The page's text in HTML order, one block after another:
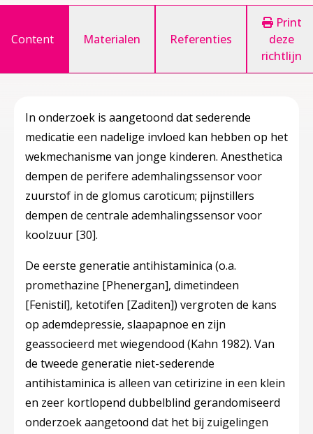
Content Materialen Referenties
Print
deze
richtlijn
In onderzoek is aangetoond dat sederende
medicatie een nadelige invloed kan hebben op het
wekmechanisme van jonge kinderen. Anesthetica
dempen de perifere ademhalingssensor voor
zuurstof in de glomus caroticum; pijnstillers
dempen de centrale ademhalingssensor voor
koolzuur [30].
De eerste generatie antihistaminica (o.a.
promethazine [Phenergan], dimetindeen
[Fenistil], ketotifen [Zaditen]) vergroten de kans
op ademdepressie, slaapapnoe en zijn
geassocieerd met wiegendood (Kahn 1982). Van
de tweede generatie niet-sederende
antihistaminica is alleen van cetirizine in een klein
en zeer kortlopend dubbelblind gerandomiseerd
onderzoek aangetoond dat het bij zuigelingen